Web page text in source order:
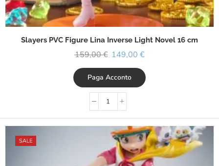
Slayers PVC Figure Lina Inverse Light Novel 16 cm
159,00€ 149,00 €
Paga Acconto
SALE